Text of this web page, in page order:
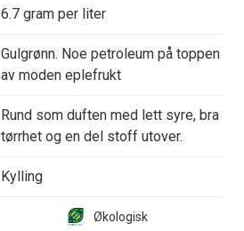
6.7 gram per liter
Gulgrønn. Noe petroleum på toppen
av moden eplefrukt
Rund som duften med lett syre, bra
tørrhet og en del stoff utover.
Kylling
Økologisk